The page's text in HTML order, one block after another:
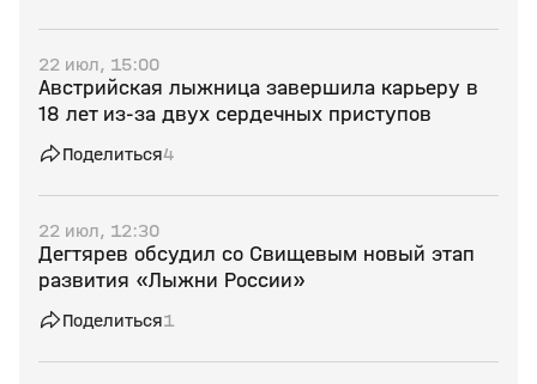
22 июл, 15:00
Австрийская лыжница завершила карьеру в
18 лет из‑за двух сердечных приступов
Поделиться4
22 июл, 12:30
Дегтярев обсудил со Свищевым новый этап
развития «Лыжни России»
Поделиться1